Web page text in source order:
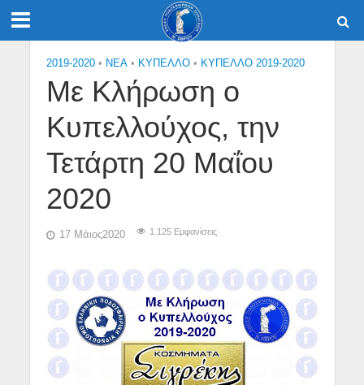
2019-2020 • NEA • ΚΎΠΕΛΛΟ • ΚΥΠΕΛΛΟ 2019-2020
Με Κλήρωση ο
Κυπελλούχος, την
Τετάρτη 20 Μαΐου
2020
17 Μάιος2020 1.125 Εμφανίσεις